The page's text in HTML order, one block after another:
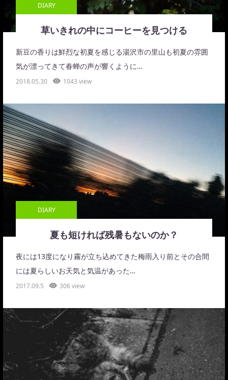
DIARY
草いきれの中にコーヒーを見つける
新豆の香りは鮮烈な初夏を感じる湯沢市の里山も初夏の雰囲
気が漂ってきて春蝉の声が響くように…
2018.05.30 1043 view
DIARY
夏も短ければ残暑もないのか？
夜には13度になり霧が立ち込めてきた梅雨入り前とその合間
には夏らしいお天気と気温があった…
2017.09.5 306 view